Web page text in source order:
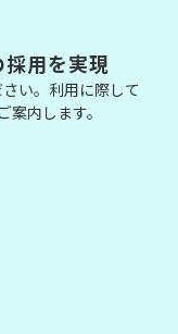
用を実現
い。利用に際して
内します。